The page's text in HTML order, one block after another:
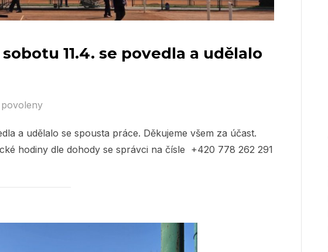
11.4. se povedla a udělalo
a udělalo se spousta práce. Děkujeme všem za účast.
hodiny dle dohody se správci na čísle +420 778 262 291